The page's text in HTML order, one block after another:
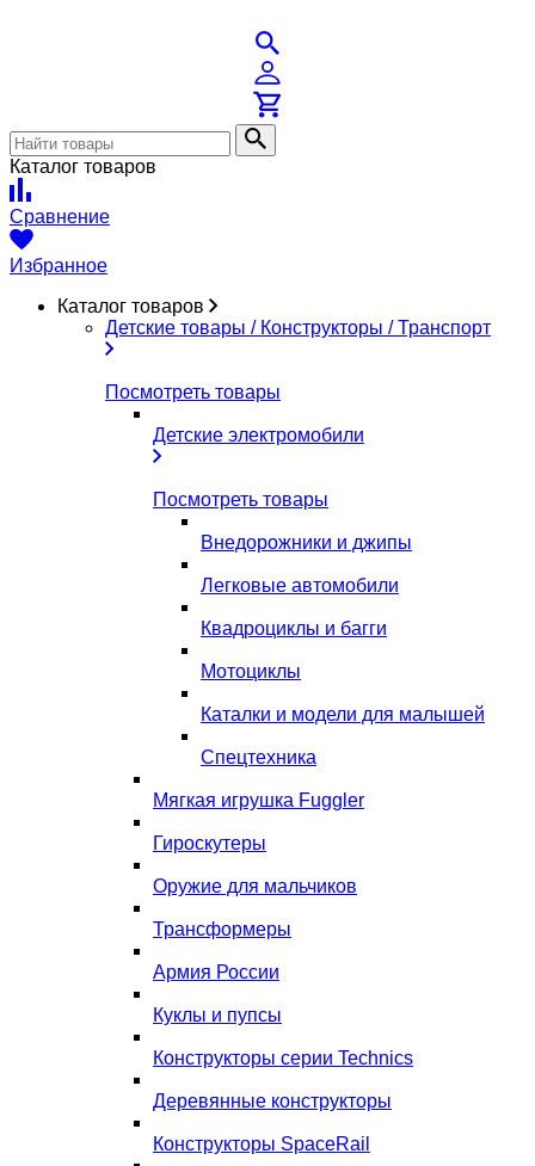
Каталог товаров
Сравнение
Избранное
Каталог товаров
Детские товары / Конструкторы / Транспорт
Посмотреть товары
Детские электромобили
Посмотреть товары
Внедорожники и джипы
Легковые автомобили
Квадроциклы и багги
Мотоциклы
Каталки и модели для малышей
Спецтехника
Мягкая игрушка Fuggler
Гироскутеры
Оружие для мальчиков
Трансформеры
Армия России
Куклы и пупсы
Конструкторы серии Technics
Деревянные конструкторы
Конструкторы SpaceRail